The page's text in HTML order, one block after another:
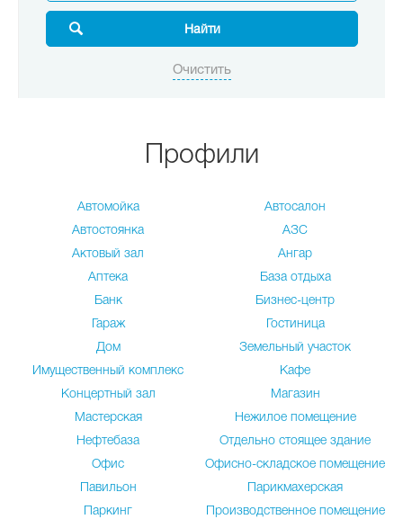
Профили
Автомойка
Автосалон
Автостоянка
АЗС
Актовый зал
Ангар
Аптека
База отдыха
Банк
Бизнес-центр
Гараж
Гостиница
Дом
Земельный участок
Имущественный комплекс
Кафе
Концертный зал
Магазин
Мастерская
Нежилое помещение
Нефтебаза
Отдельно стоящее здание
Офис
Офисно-складское помещение
Павильон
Парикмахерская
Паркинг
Производственное помещение